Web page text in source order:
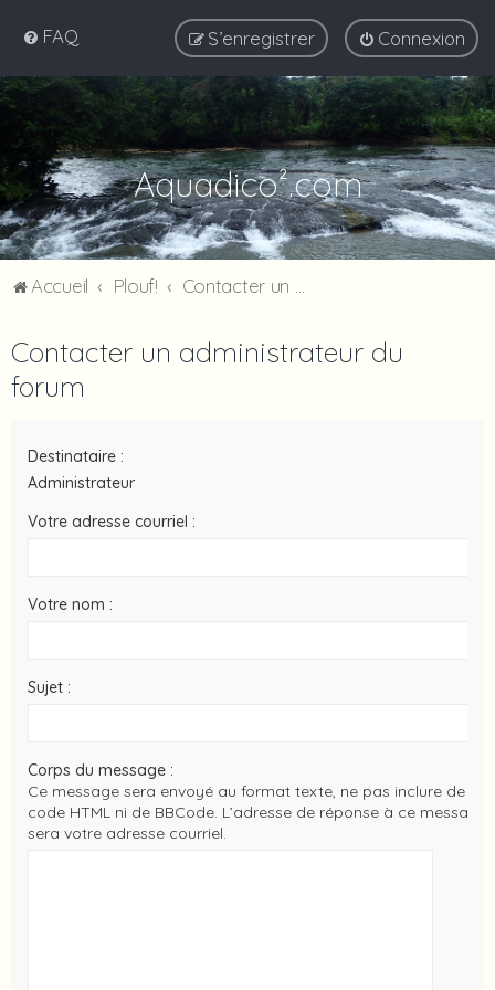
FAQ Connexion
S’enregistrer
Aquadico².com
Accueil Plouf!
Contacter un administrateur du
forum
Destinataire :
Administrateur
Votre adresse courriel :
Votre nom :
Sujet :
Corps du message :
Ce message sera envoyé au format texte, ne pas inclure de
code HTML ni de BBCode. L’adresse de réponse à ce message
sera votre adresse courriel.